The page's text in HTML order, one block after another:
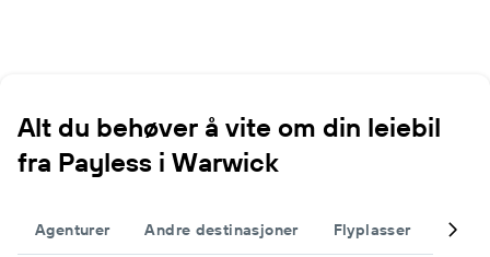
Alt du behøver å vite om din leiebil
fra Payless i Warwick
Agenturer Andre destinasjoner Flyplasser